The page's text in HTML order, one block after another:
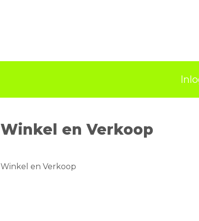
Winkel en Verkoop
Winkel en Verkoop